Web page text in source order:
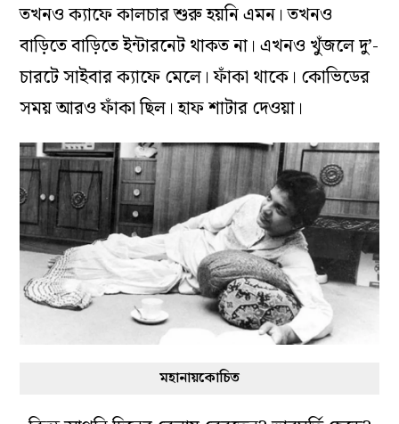
তখনও ক্যাফে কালচার শুরু হয়নি এমন। তখনও
বাড়িতে বাড়িতে ইন্টারনেট থাকত না। এখনও খুঁজলে দু’-
চারটে সাইবার ক্যাফে মেলে। ফাঁকা থাকে। কোভিডের
সময় আরও ফাঁকা ছিল। হাফ শাটার দেওয়া।
মহানায়কোচিত